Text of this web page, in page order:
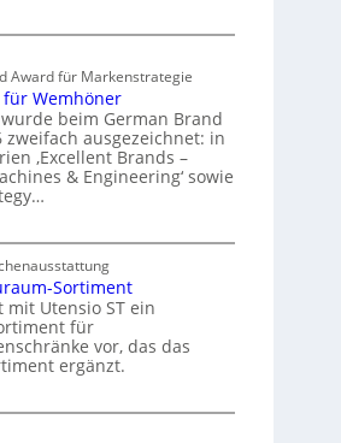
Award für Markenstrategie
für Wemhöner
beim German Brand
zweifach ausgezeichnet: in
‚Excellent Brands –
& Engineering‘ sowie
Sortiment
mit Utensio ST ein
für
vor, das das
ergänzt.